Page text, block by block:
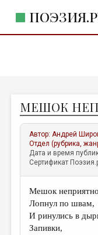
ЖАНРЫ
АВТОРЫ
КОММЕНТАРИИ
ЛИТСАЛОН
НОВОСТИ
ПРАВИЛА САЙТА
МЕШОК
Автор:Андрей
Отдел (рубрика,
Дата и время
Сертификат
Мешок
Лопнул по швам,
И ринулись в
Запивки,